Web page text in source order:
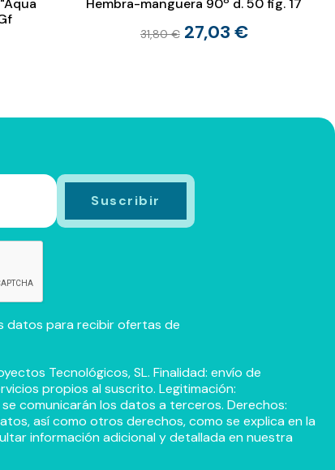
Hembra-manguera 90º d. 50 fig. 17
31,80 € 27,03 €
datos para recibir ofertas de
Tecnológicos, SL. Finalidad: envío de
propios al suscrito. Legitimación:
comunicarán los datos a terceros. Derechos:
así como otros derechos, como se explica en la
información adicional y detallada en nuestra